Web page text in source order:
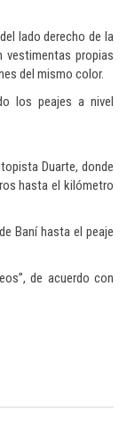
lado derecho de la
vestimentas propias
del mismo color.
los peajes a nivel
Duarte, donde
hasta el kilómetro
Baní hasta el peaje
de acuerdo con